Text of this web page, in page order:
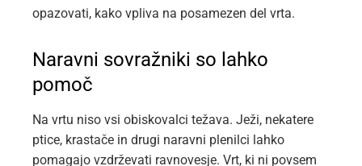
opazovati, kako vpliva na posamezen del vrta.
Naravni sovražniki so lahko
pomoč
Na vrtu niso vsi obiskovalci težava. Ježi, nekatere
ptice, krastače in drugi naravni plenilci lahko
pomagajo vzdrževati ravnovesje. Vrt, ki ni povsem